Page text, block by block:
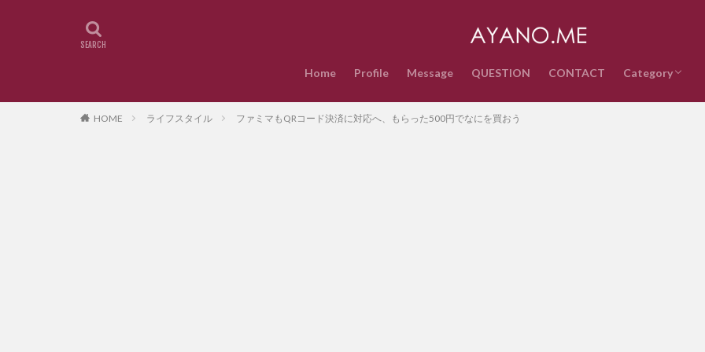
Home Profile Message QUESTION CONTACT Category
音楽
インターネッ
テクノロジー
ライフスタイ
政治経済
時事ネタ
エンタメ・ス
雑記
QUESTION
HOME ライフスタイル ファミマもQRコード決済に対応へ、もらった500円でなにを買おう